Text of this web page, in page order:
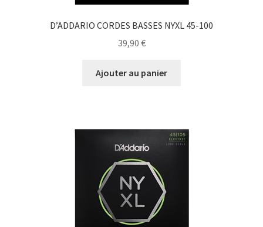
D’ADDARIO CORDES BASSES NYXL 45-100
39,90 €
Ajouter au panier